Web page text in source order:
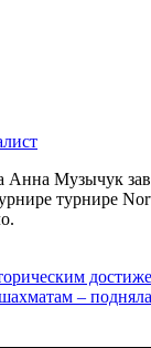
Анна Музычук
турнире
–